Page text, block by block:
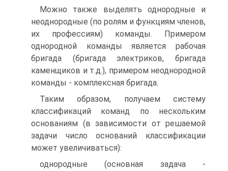
Можно также выделять однородные и
неоднородные (по ролям и функциям членов,
их профессиям) команды. Примером
однородной команды является рабочая
бригада (бригада электриков, бригада
каменщиков и т.д.), примером неоднородной
команды - комплексная бригада.
Таким образом, получаем систему
классификаций команд по нескольким
основаниям (в зависимости от решаемой
задачи число оснований классификации
может увеличиваться):
однородные (основная задача -